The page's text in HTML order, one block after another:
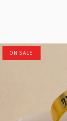
ON SALE